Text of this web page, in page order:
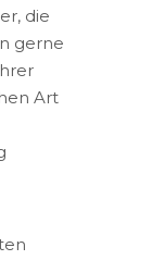
die
gerne
Art